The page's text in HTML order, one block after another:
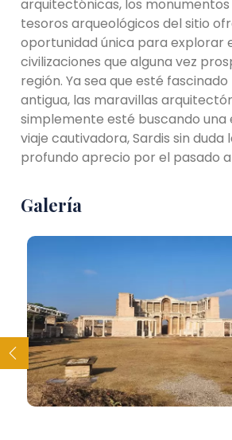
arquitectónicas, los
tesoros arqueológicos del sitio
oportunidad única para explorar
civilizaciones que alguna vez
región. Ya sea que esté
antigua, las maravillas
simplemente esté buscando una
viaje cautivadora, Sardis sin duda
profundo aprecio por el pasado
Galería